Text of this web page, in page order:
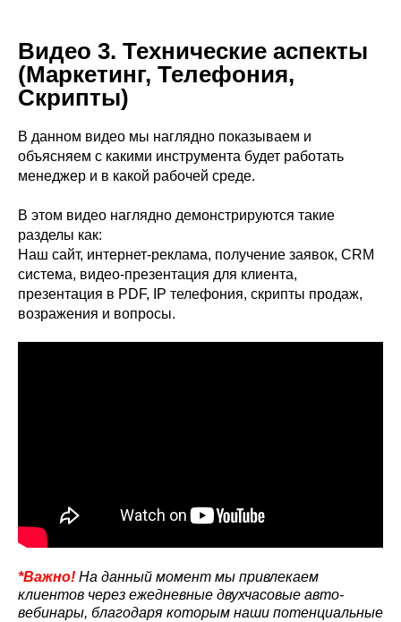
Видео 3. Технические аспекты
(Маркетинг, Телефония,
Скрипты)
В данном видео мы наглядно показываем и
объясняем с какими инструмента будет работать
менеджер и в какой рабочей среде.
В этом видео наглядно демонстрируются такие
разделы как:
Наш сайт, интернет-реклама, получение заявок, CRM
система, видео-презентация для клиента,
презентация в PDF, IP телефония, скрипты продаж,
возражения и вопросы.
*Важно! На данный момент мы привлекаем
клиентов через ежедневные двухчасовые авто-
вебинары, благодаря которым наши потенциальные